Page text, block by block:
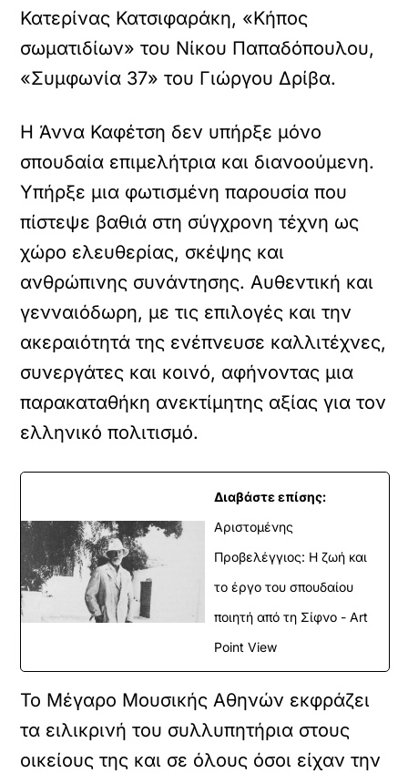
Κατερίνας Κατσιφαράκη, «Κήπος
σωματιδίων» του Νίκου Παπαδόπουλου,
«Συμφωνία 37» του Γιώργου Δρίβα.
Η Άννα Καφέτση δεν υπήρξε μόνο
σπουδαία επιμελήτρια και διανοούμενη.
Υπήρξε μια φωτισμένη παρουσία που
πίστεψε βαθιά στη σύγχρονη τέχνη ως
χώρο ελευθερίας, σκέψης και
ανθρώπινης συνάντησης. Αυθεντική και
γενναιόδωρη, με τις επιλογές και την
ακεραιότητά της ενέπνευσε καλλιτέχνες,
συνεργάτες και κοινό, αφήνοντας μια
παρακαταθήκη ανεκτίμητης αξίας για τον
ελληνικό πολιτισμό.
Διαβάστε επίσης:
Αριστομένης
Προβελέγγιος: Η ζωή και
το έργο του σπουδαίου
ποιητή από τη Σίφνο - Art
Point View
Το Μέγαρο Μουσικής Αθηνών εκφράζει
τα ειλικρινή του συλλυπητήρια στους
οικείους της και σε όλους όσοι είχαν την